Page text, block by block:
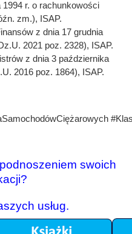
r. o rachunkowości
zm.), ISAP.
z dnia 17 grudnia
2021 poz. 2328), ISAP.
z dnia 3 października
2016 poz. 1864), ISAP.
swoich
usług.